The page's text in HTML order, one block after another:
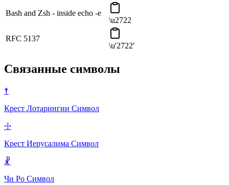
Bash and Zsh - inside echo -e
\u2722
RFC 5137
\u'2722'
Связанные символы
☨
Крест Лотарингии Символ
☩
Крест Иерусалима Символ
☧
Чи Ро Символ